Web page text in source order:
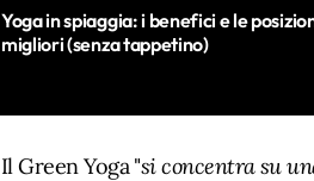
Yoga in spiaggia: i benefici e le
migliori (senza tappetino)
Il Green Yoga "si concentra su